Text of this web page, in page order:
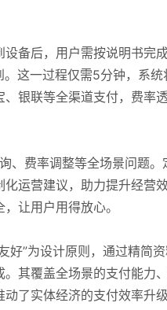
备后，用户需按说明书完
这一过程仅需5分钟，系
银联等全渠道支付，费率
费率调整等全场景问题。
运营建议，助力提升经营
让用户用得放心。
好”为设计原则，通过精简
其覆盖全场景的支付能力
了实体经济的支付效率升